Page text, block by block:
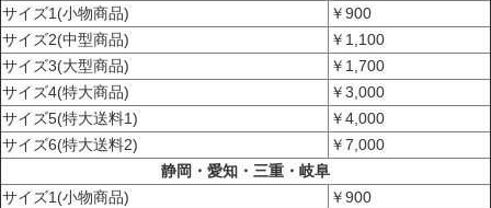
サイズ1(小物商品)
￥900
サイズ2(中型商品)
￥1,100
サイズ3(大型商品)
￥1,700
サイズ4(特大商品)
￥3,000
サイズ5(特大送料1)
￥4,000
サイズ6(特大送料2)
￥7,000
静岡・愛知・三重・岐阜
サイズ1(小物商品)
￥900